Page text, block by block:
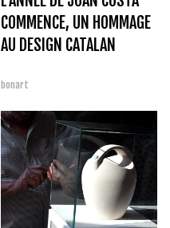
COMMENCE, UN HOMMAGE
AU DESIGN CATALAN
bonart